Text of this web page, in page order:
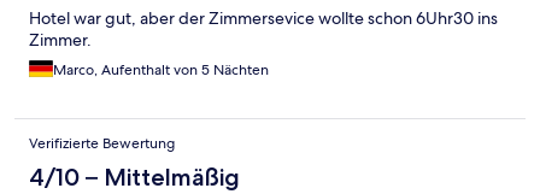
Hotel war gut, aber der Zimmersevice wollte schon 6Uhr30 ins
Zimmer.
Marco, Aufenthalt von 5 Nächten
Verifizierte Bewertung
4/10 – Mittelmäßig